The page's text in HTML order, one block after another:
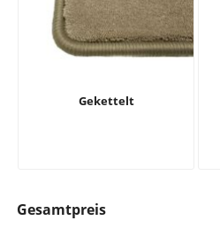
Gekettelt
Gesamtpreis